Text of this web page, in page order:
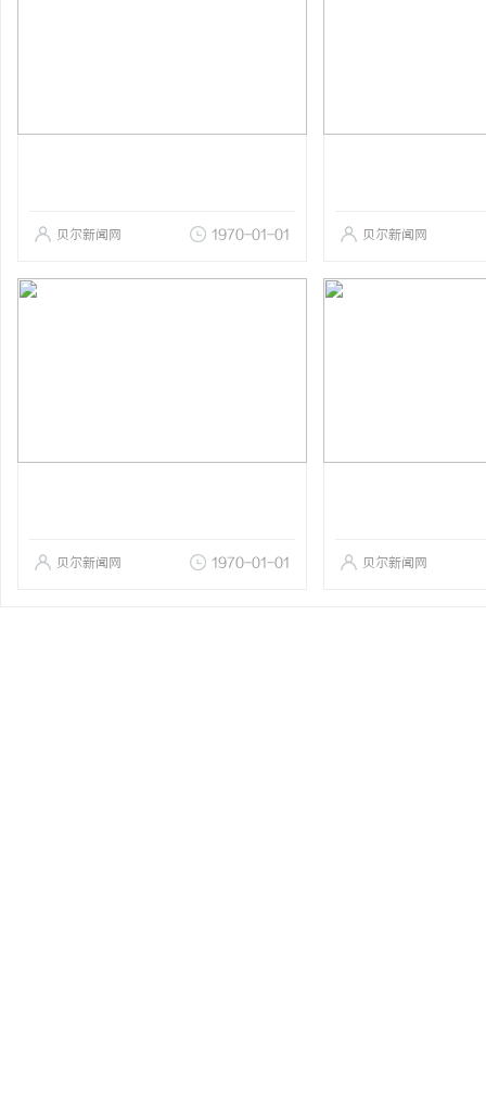
贝尔新闻网 1970-01-01 贝尔新闻网
贝尔新闻网 1970-01-01 贝尔新闻网